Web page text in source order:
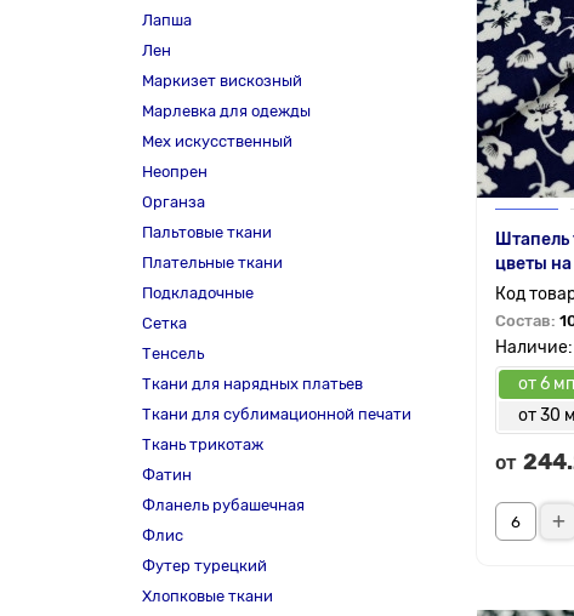
Лапша
Лен
Маркизет вискозный
Марлевка для одежды
Мех искусственный
Неопрен
Органза
Пальтовые ткани
Плательные ткани
Подкладочные
Сетка
Тенсель
Ткани для нарядных платьев
Ткани для сублимационной печати
Ткань трикотаж
Фатин
Фланель рубашечная
Флис
Футер турецкий
Хлопковые ткани
Штапель
цветы
Состав:
от 6 мп
от 30
от